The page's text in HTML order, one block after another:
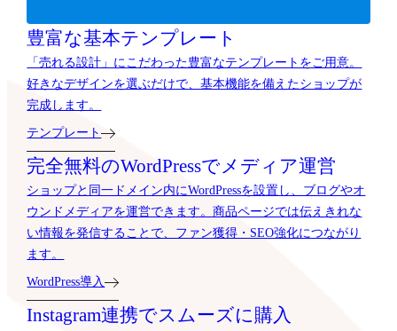
豊富な基本テンプレート
「売れる設計」にこだわった豊富なテンプレートをご用意。
好きなデザインを選ぶだけで、基本機能を備えたショップが
完成します。
テンプレート
完全無料のWordPressでメディア運営
ショップと同一ドメイン内にWordPressを設置し、ブログやオ
ウンドメディアを運営できます。商品ページでは伝えきれな
い情報を発信することで、ファン獲得・SEO強化につながり
ます。
WordPress導入
Instagram連携でスムーズに購入